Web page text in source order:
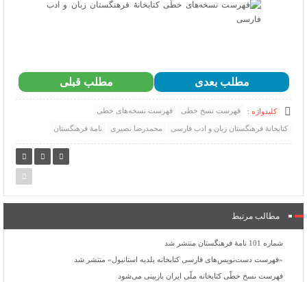
مطلب قبلی مطلب بعدی
کلیدواژه : فهرست نسخ خطی فهرست نسخه‌های خطی
کتابخانۀ فرهنگستان زبان و ادب فارسی محمدرضا نصیری نامۀ فرهنگستان
مطالب مرتبط
شماره 101 نامۀ فرهنگستان منتشر شد
«فهرست دست‌نویس‌های فارسی کتابخانه بلدیه استانبول» منتشر شد
فهرست نسخ خطّی کتابخانه ملّی ایران بازبینی می‌شود